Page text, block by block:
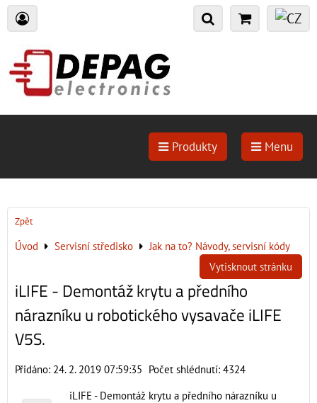
Produkty Menu
Zpět
Úvod Servisní středisko
Jak na to? Návody, servisní kódy
Vytisknout stránku
iLIFE - Demontáž krytu a předního
nárazníku u robotického vysavače iLIFE
V5S.
Přidáno: 24. 2. 2019 07:59:35 Počet shlédnutí: 4324
iLIFE - Demontáž krytu a předního nárazníku u